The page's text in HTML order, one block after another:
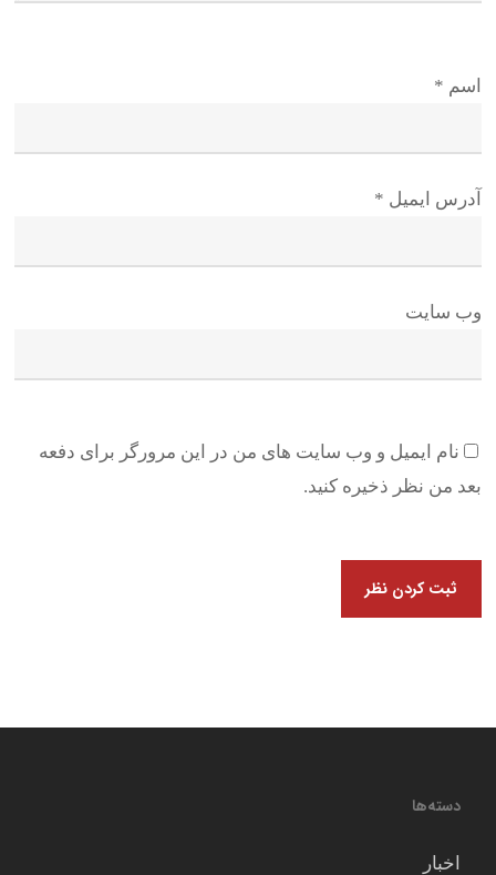
اسم *
آدرس ایمیل *
وب سایت
نام ایمیل و وب سایت های من در این مرورگر برای دفعه
بعد من نظر ذخیره کنید.
دسته‌ها
اخبار